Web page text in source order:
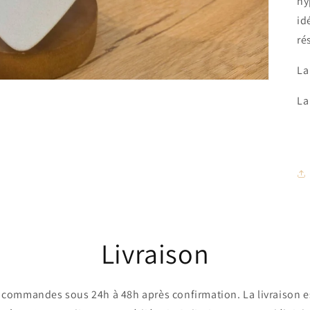
Livraison
sous 24h à 48h après confirmation. La livraison